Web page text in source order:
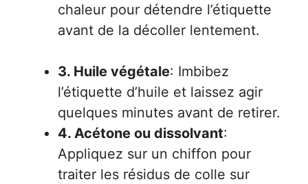
chaleur pour détendre l’étiquette
avant de la décoller lentement.
3. Huile végétale: Imbibez
l’étiquette d’huile et laissez agir
quelques minutes avant de retirer.
4. Acétone ou dissolvant:
Appliquez sur un chiffon pour
traiter les résidus de colle sur